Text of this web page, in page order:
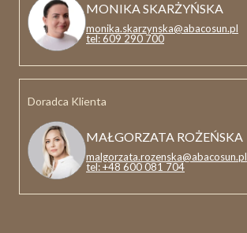
MONIKA SKARŻYŃSKA
monika.skarzynska@abacosun.pl
tel: 609 290 700
Doradca Klienta
MAŁGORZATA ROŻEŃSKA
malgorzata.rozenska@abacosun.pl
tel: +48 600 081 704